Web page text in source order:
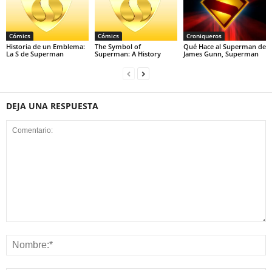
Cómics
Historia de un Emblema:
La S de Superman
Cómics
The Symbol of
Superman: A History
Croniqueros
Qué Hace al Superman de
James Gunn, Superman
DEJA UNA RESPUESTA